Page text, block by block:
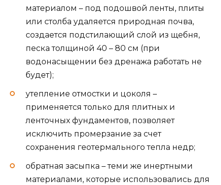
материалом – под подошвой ленты, плиты
или столба удаляется природная почва,
создается подстилающий слой из щебня,
песка толщиной 40 – 80 см (при
водонасыщении без дренажа работать не
будет);
утепление отмостки и цоколя –
применяется только для плитных и
ленточных фундаментов, позволяет
исключить промерзание за счет
сохранения геотермального тепла недр;
обратная засыпка – теми же инертными
материалами, которые использовались для